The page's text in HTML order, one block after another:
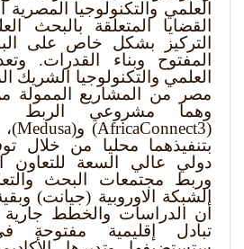
العلمي والتكنولوجيا
القضايا المتعلقة بالبحث
التركيز بشكل خاص على
المفتوح وبناء القدرات.
العلمي والتكنولوجيا الشريك
مصر من المشاريع الممولة من
وهما مشروعي الربط
(
AfricaConnect3) و(Medusa
بتنفيذهما محليا من خلال
دولي عالي السعة للتعاون
وربط مجتمعات البحث
الشبكة الاوروبية (جيانت)
أن الدراسات والخطط جارية
تبادل إقليمية مفتوحة